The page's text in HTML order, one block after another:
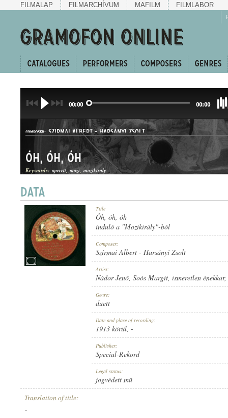
FILMALAP FILMARCHÍVUM MAFILM FILMLABOR
00:00 00:00
COMPOSER: SZIRMAI ALBERT-HARSÁNYI ZSOLT
SPECIAL-REKORD
Óh, óh, óh
Keywords: operett mozi mozikirály
Title
Óh, óh, óh
induló a "Mozikirály"-ból
Composer:
Szirmai Albert - Harsányi Zsolt
Artist:
Nádor Jenő, Soós Margit, ismeretlen énekkar,
Genre:
duett
Date and place of recording:
1913 körül, -
Publisher:
Special-Rekord
Legal status:
jogvédett mű
Translation of title:
-